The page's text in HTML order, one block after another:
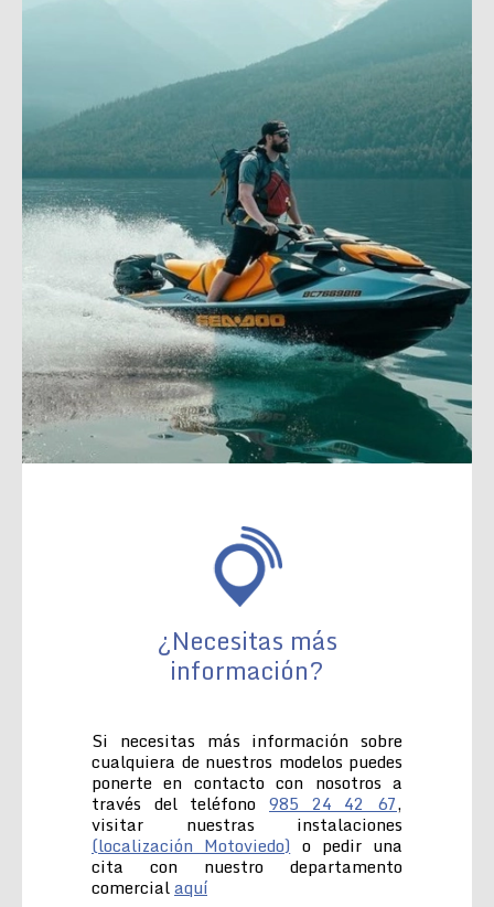
¿Necesitas más
información?
Si necesitas más información sobre
cualquiera de nuestros modelos puedes
ponerte en contacto con nosotros a
través del teléfono 985 24 42 67,
visitar nuestras instalaciones
(localización Motoviedo) o pedir una
cita con nuestro departamento
comercialaquí